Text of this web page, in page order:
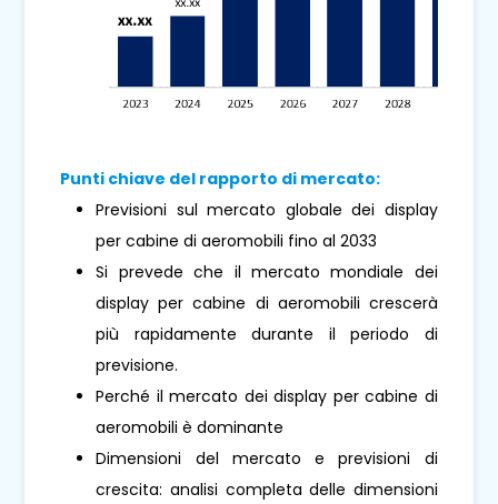
Punti chiave del rapporto di mercato:
Previsioni sul mercato globale dei display
per cabine di aeromobili fino al 2033
Si prevede che il mercato mondiale dei
display per cabine di aeromobili crescerà
più rapidamente durante il periodo di
previsione.
Perché il mercato dei display per cabine di
aeromobili è dominante
Dimensioni del mercato e previsioni di
crescita: analisi completa delle dimensioni